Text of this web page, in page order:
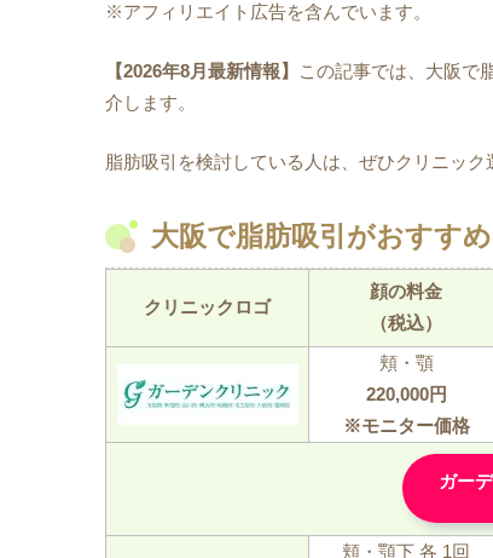
※アフィリエイト広告を含んでいます。
【2026年8月最新情報】
この記事では、大阪で
介します。
脂肪吸引を検討している人は、ぜひクリニック
大阪で脂肪吸引がおすす
クリニックロゴ
顔の料金
（税込）
頬・顎
220,000円
※モニター価格
ガー
頬・顎下 各 1回